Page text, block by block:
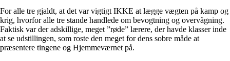
For alle tre gjaldt, at det var vigtigt IKKE at lægge vægten på kamp og
krig, hvorfor alle tre stande handlede om bevogtning og overvågning.
Faktisk var der adskillige, meget ”røde” lærere, der havde klasser inde
at se udstillingen, som roste den meget for dens sobre måde at
præsentere tingene og Hjemmeværnet på.